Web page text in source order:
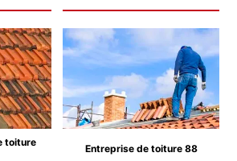
toiture
Entreprise de toiture 88